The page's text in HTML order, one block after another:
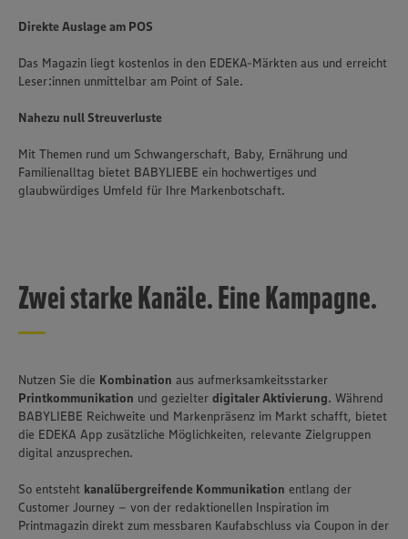
Direkte Auslage am POS
Das Magazin liegt kostenlos in den EDEKA-Märkten aus und erreicht
Leser:innen unmittelbar am Point of Sale.
Nahezu null Streuverluste
Mit Themen rund um Schwangerschaft, Baby, Ernährung und
Familienalltag bietet BABYLIEBE ein hochwertiges und
glaubwürdiges Umfeld für Ihre Markenbotschaft.
Zwei starke Kanäle. Eine Kampagne.
Nutzen Sie die Kombination aus aufmerksamkeitsstarker
Printkommunikation und gezielter digitaler Aktivierung. Während
BABYLIEBE Reichweite und Markenpräsenz im Markt schafft, bietet
die EDEKA App zusätzliche Möglichkeiten, relevante Zielgruppen
digital anzusprechen.
So entsteht kanalübergreifende Kommunikation entlang der
Customer Journey – von der redaktionellen Inspiration im
Printmagazin direkt zum messbaren Kaufabschluss via Coupon in der